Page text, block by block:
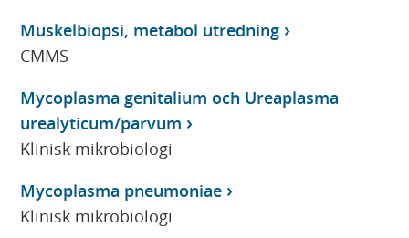
Muskelbiopsi, metabol utredning
CMMS
Mycoplasma genitalium och Ureaplasma
urealyticum/parvum
Klinisk mikrobiologi
Mycoplasma pneumoniae
Klinisk mikrobiologi